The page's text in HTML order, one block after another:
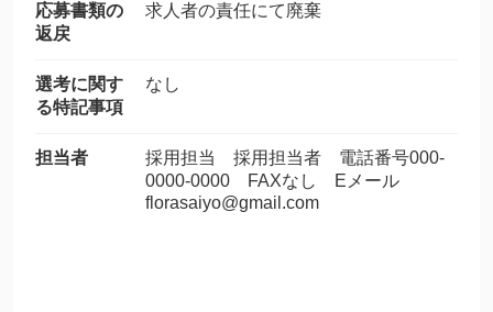
応募書類の
返戻
求人者の責任にて廃棄
選考に関す
る特記事項
なし
担当者
採用担当 採用担当者 電話番号000-
0000-0000 FAXなし Eメール
florasaiyo@gmail.com